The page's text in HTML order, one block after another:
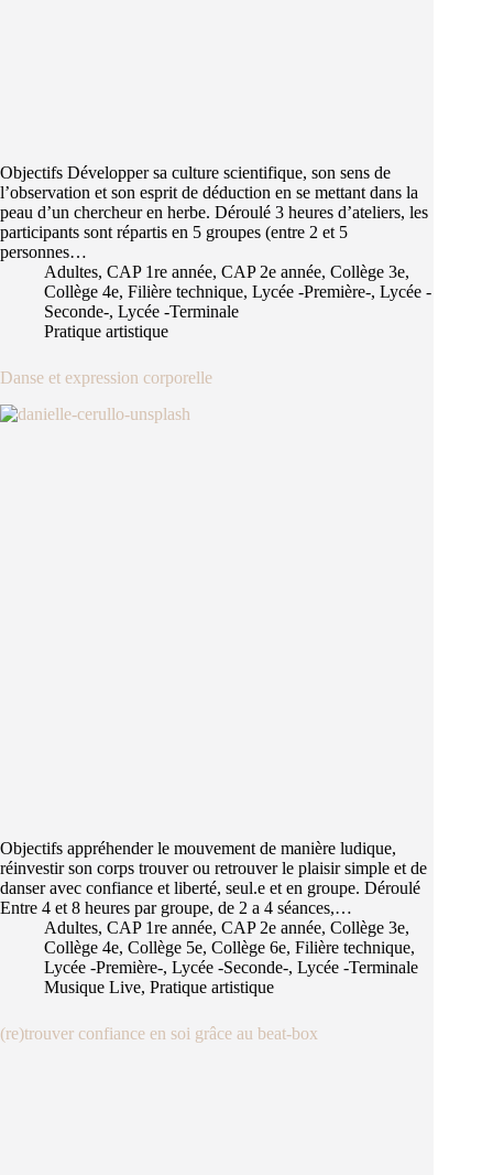
Objectifs Développer sa culture scientifique, son sens de
l’observation et son esprit de déduction en se mettant dans la
peau d’un chercheur en herbe. Déroulé 3 heures d’ateliers, les
participants sont répartis en 5 groupes (entre 2 et 5
personnes…
Adultes, CAP 1re année, CAP 2e année, Collège 3e,
Collège 4e, Filière technique, Lycée -Première-, Lycée -
Seconde-, Lycée -Terminale
Pratique artistique
Danse et expression corporelle
Objectifs appréhender le mouvement de manière ludique,
réinvestir son corps trouver ou retrouver le plaisir simple et de
danser avec confiance et liberté, seul.e et en groupe. Déroulé
Entre 4 et 8 heures par groupe, de 2 a 4 séances,…
Adultes, CAP 1re année, CAP 2e année, Collège 3e,
Collège 4e, Collège 5e, Collège 6e, Filière technique,
Lycée -Première-, Lycée -Seconde-, Lycée -Terminale
Musique Live, Pratique artistique
(re)trouver confiance en soi grâce au beat-box